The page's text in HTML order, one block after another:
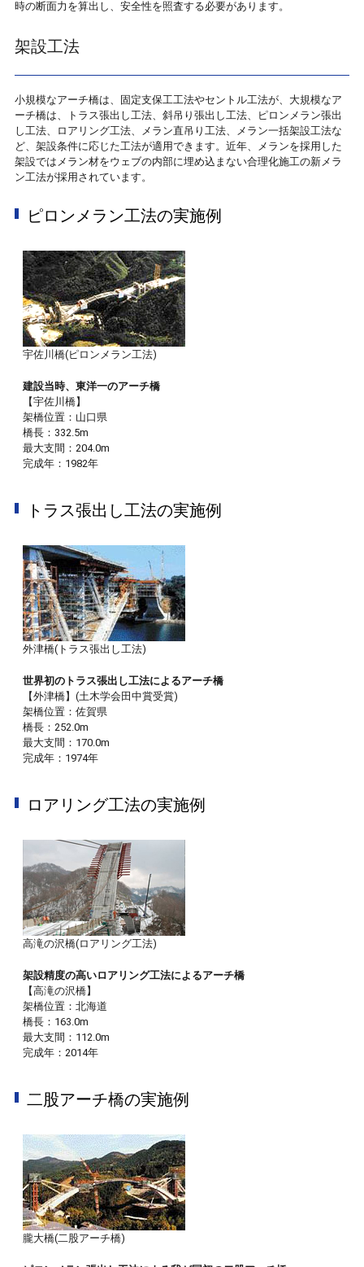
時の断面力を算出し、安全性を照査する必要があります。
架設工法
小規模なアーチ橋は、固定支保工工法やセントル工法が、大規模なア
ーチ橋は、トラス張出し工法、斜吊り張出し工法、ピロンメラン張出
し工法、ロアリング工法、メラン直吊り工法、メラン一括架設工法な
ど、架設条件に応じた工法が適用できます。近年、メランを採用した
架設ではメラン材をウェブの内部に埋め込まない合理化施工の新メラ
ン工法が採用されています。
ピロンメラン工法の実施例
宇佐川橋(ピロンメラン工法)
建設当時、東洋一のアーチ橋
【宇佐川橋】
架橋位置：山口県
橋長：332.5m
最大支間：204.0m
完成年：1982年
トラス張出し工法の実施例
外津橋(トラス張出し工法)
世界初のトラス張出し工法によるアーチ橋
【外津橋】(土木学会田中賞受賞)
架橋位置：佐賀県
橋長：252.0m
最大支間：170.0m
完成年：1974年
ロアリング工法の実施例
高滝の沢橋(ロアリング工法)
架設精度の高いロアリング工法によるアーチ橋
【高滝の沢橋】
架橋位置：北海道
橋長：163.0m
最大支間：112.0m
完成年：2014年
二股アーチ橋の実施例
朧大橋(二股アーチ橋)